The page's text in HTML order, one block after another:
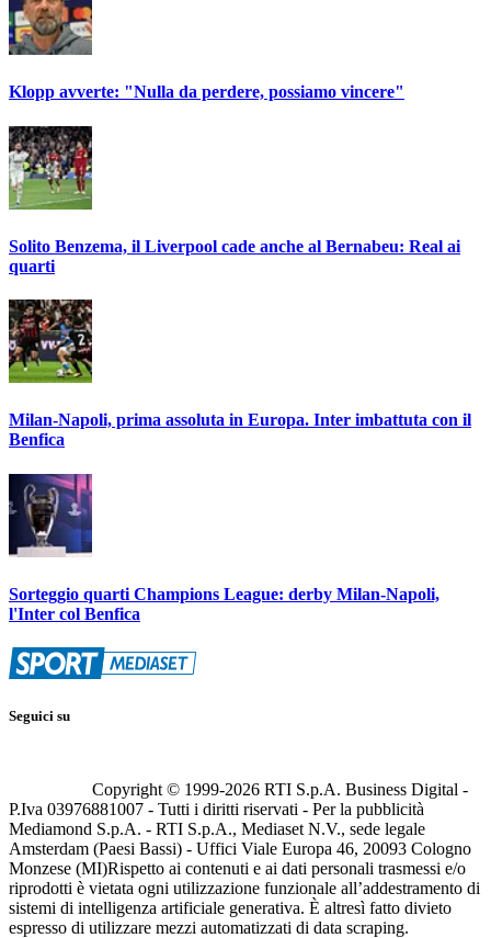
Klopp avverte: "Nulla da perdere, possiamo vincere"
Solito Benzema, il Liverpool cade anche al Bernabeu: Real ai
quarti
Milan-Napoli, prima assoluta in Europa. Inter imbattuta con il
Benfica
Sorteggio quarti Champions League: derby Milan-Napoli,
l'Inter col Benfica
Seguici su
Copyright © 1999-2026 RTI S.p.A. Business Digital -
P.Iva 03976881007 - Tutti i diritti riservati - Per la pubblicità
Mediamond S.p.A. - RTI S.p.A., Mediaset N.V., sede legale
Amsterdam (Paesi Bassi) - Uffici Viale Europa 46, 20093 Cologno
Monzese (MI)Rispetto ai contenuti e ai dati personali trasmessi e/o
riprodotti è vietata ogni utilizzazione funzionale all’addestramento di
sistemi di intelligenza artificiale generativa. È altresì fatto divieto
espresso di utilizzare mezzi automatizzati di data scraping.